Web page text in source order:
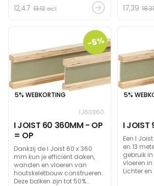
ondersteunen van zware
12,47 13.12 excl. 17,39 18.31
-5%
5% WEBKORTING
IJ60360.
I JOIST 60 360MM - OP
= OP
Dankzij de I Joist 60 x 360
mm kun je efficiënt daken,
wanden en vloeren van
houtskeletbouw construeren.
Deze balken zijn tot 50%
5%
I JOIST
Een I
en 13
gebruik
vloeren
Lichter